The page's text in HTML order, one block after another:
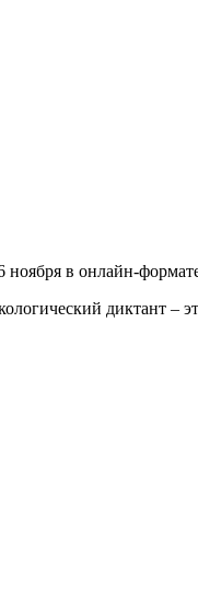
в онлайн-
диктант –